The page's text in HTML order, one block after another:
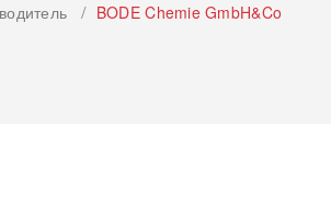
BODE Chemie GmbH&Co